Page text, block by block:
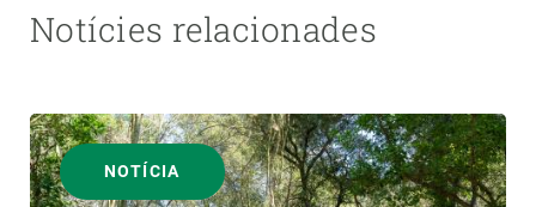
Notícies relacionades
NOTÍCIA